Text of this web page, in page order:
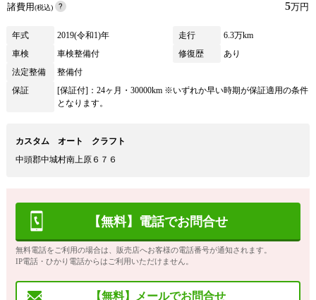
諸費用(税込) 5万円
年式 2019(令和1)年 走行
6.3万km
車検
車検整備付 修復歴
あり
法定整備
整備付
保証
[保証付]：24ヶ月・30000km ※いずれか早い時期が保証適用の条件
となります。
カスタム オート クラフト
中頭郡中城村南上原６７６
【無料】電話でお問合せ
無料電話をご利用の場合は、販売店へお客様の電話番号が通知されます。
IP電話・ひかり電話からはご利用いただけません。
【無料】メールでお問合せ